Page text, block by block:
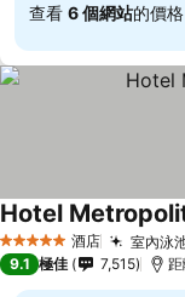
查看 6 個網站的價格
5 星級 酒店 室內泳
Hotel
9.1 極佳 7,515